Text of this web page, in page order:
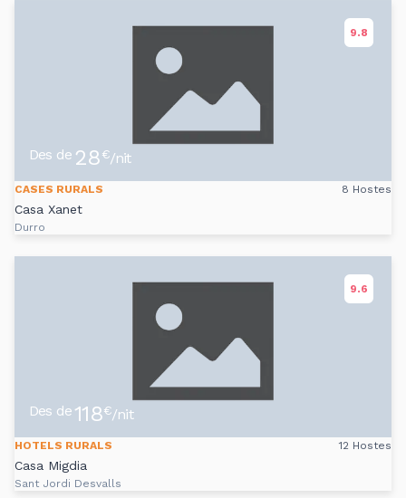
9.8
Des de 28€/nit
CASES RURALS 8 Hostes
Casa Xanet
Durro
9.6
Des de 118€/nit
HOTELS RURALS 12 Hostes
Casa Migdia
Sant Jordi Desvalls